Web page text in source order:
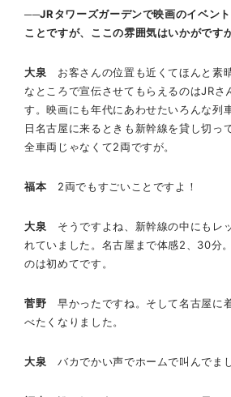
──JRタワーズガーデンで映画のイベン
ことですが、ここの雰囲気はいかがです
大泉 お客さんの位置も近くてほんと素
なところで宣伝させてもらえるのはJRさ
す。映画にも年代にあわせたいろんな列
日名古屋に来るときも新幹線を貸し切っ
全車両じゃなくて2両ですが。
福本 2両でもすごいことですよ！
大泉 そうですよね、新幹線の中にもレ
れていました。名古屋まで体感2、30分
のは初めてです。
菅野 早かったですね。そして名古屋に
べたくなりました。
大泉 バカでかい声でホームで叫んでま